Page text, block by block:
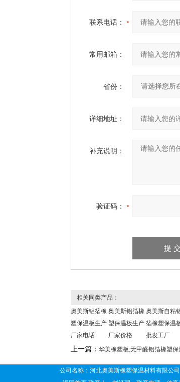
联系电话：
常用邮箱：
省份：
详细地址：
补充说明：
验证码：
相关同类产品：
奥美斯铝箔橡
塑保温板生产
厂家电话
奥美斯铝箔橡
塑保温板生产
厂家价格
奥美斯自粘
箔橡塑保温
批发工厂
上一篇： 华美橡塑板;无甲醛铝箔橡塑保
公司名称：河北奥美斯橡塑保温材料有限